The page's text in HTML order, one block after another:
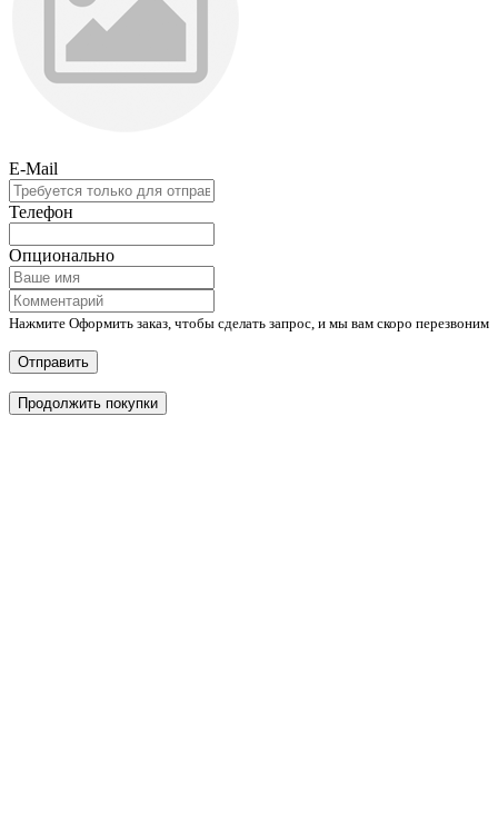
E-Mail
Телефон
Опционально
Нажмите Оформить заказ, чтобы сделать запрос, и мы вам скоро перезвоним
Отправить
Продолжить покупки